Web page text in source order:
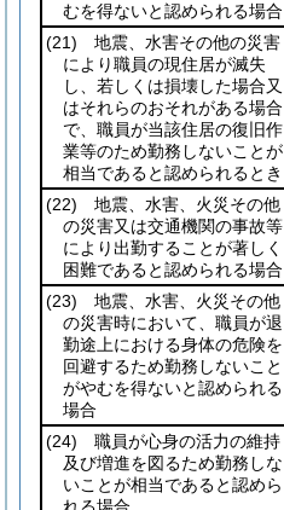
むを得ないと認められる場合
(21) 地震、水害その他の災害
により職員の現住居が滅失
し、若しくは損壊した場合又
はそれらのおそれがある場合
で、職員が当該住居の復旧作
業等のため勤務しないことが
相当であると認められるとき
(22) 地震、水害、火災その他
の災害又は交通機関の事故等
により出勤することが著しく
困難であると認められる場合
(23) 地震、水害、火災その他
の災害時において、職員が退
勤途上における身体の危険を
回避するため勤務しないこと
がやむを得ないと認められる
場合
(24) 職員が心身の活力の維持
及び増進を図るため勤務しな
いことが相当であると認めら